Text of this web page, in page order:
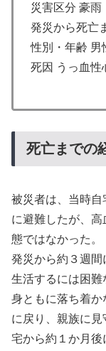
災害区分 豪雨
発災から死亡
性別・年齢 男
死因 うっ血性
死亡までの
被災者は、当時
に避難したが、
態ではなかった。
発災から約３週間
生活するには困
身ともに落ち着
に戻り、親族に
宅から約１か月